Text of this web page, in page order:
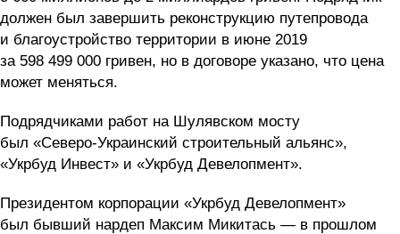
должен был завершить реконструкцию путепровода
и благоустройство территории в июне 2019
за 598 499 000 гривен, но в договоре указано, что цена
может меняться.
Подрядчиками работ на Шулявском мосту
был «Северо-Украинский строительный альянс»,
«Укрбуд Инвест» и «Укрбуд Девелопмент».
Президентом корпорации «Укрбуд Девелопмент»
был бывший нардеп Максим Микитась — в прошлом